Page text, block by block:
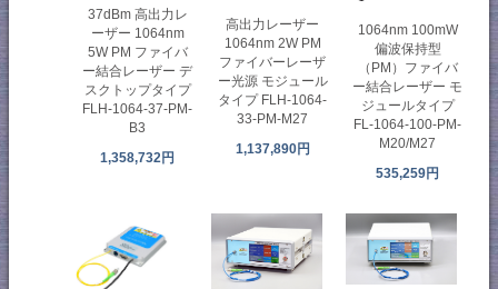
37dBm 高出力レ
ーザー 1064nm
5W PM ファイバ
ー結合レーザー デ
スクトップタイプ
FLH-1064-37-PM-
B3
1,358,732円
高出力レーザー
1064nm 2W PM
ファイバーレーザ
ー光源 モジュール
タイプ FLH-1064-
33-PM-M27
1,137,890円
1064nm 100mW
偏波保持型
（PM）ファイバ
ー結合レーザー モ
ジュールタイプ
FL-1064-100-PM-
M20/M27
535,259円